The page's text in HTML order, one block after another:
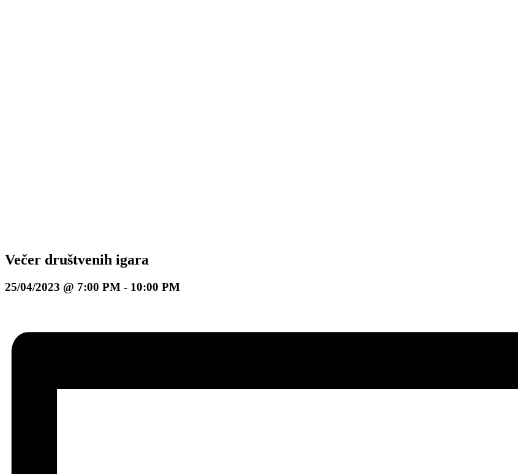
Večer društvenih igara
25/04/2023 @ 7:00 PM - 10:00 PM